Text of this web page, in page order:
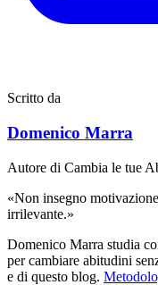
Scritto da
Domenico Marra
Autore di Cambia le tue
«Non insegno
irrilevante.»
Domenico Marra studia
per cambiare abitudini
e di questo blog.